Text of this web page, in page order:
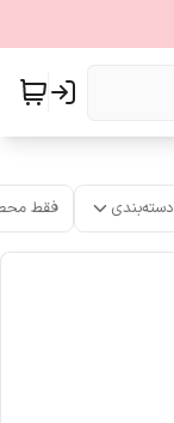
دسته‌بندی فقط